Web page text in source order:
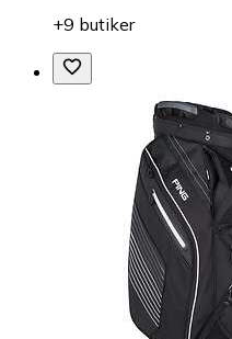
+9 butiker